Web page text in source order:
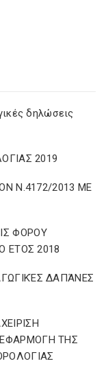
δηλώσεις
2019
Ν.4172/2013 ΜΕ
ΦΟΡΟΥ
ΕΤΟΣ 2018
ΔΑΠΆΝΕΣ
ΤΗΣ